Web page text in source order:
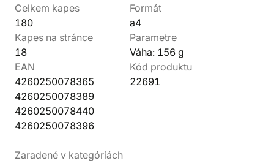
Celkem kapes
180
Formát
a4
Kapes na stránce
18
Parametre
Váha: 156 g
EAN
4260250078365
4260250078389
4260250078440
4260250078396
Kód produktu
22691
Zaradené v kategóriách